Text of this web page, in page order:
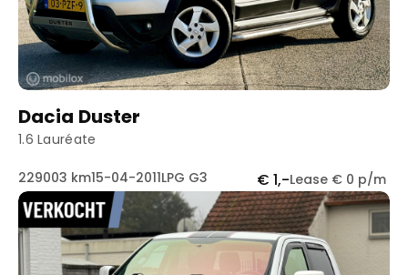
Dacia Duster
1.6 Lauréate
229003 km15-04-2011LPG G3 € 1,-Lease € 0 p/m